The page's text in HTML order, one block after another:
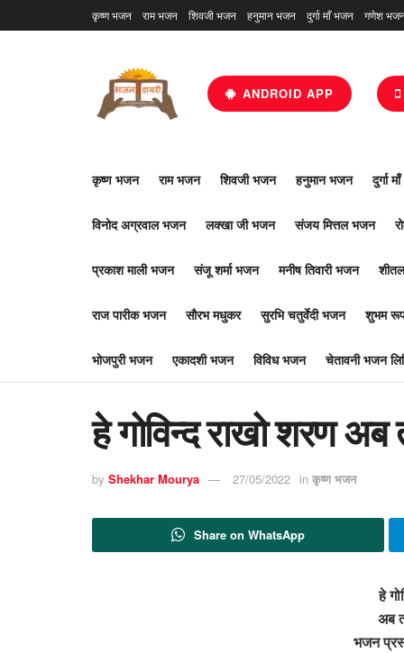
कृष्ण भजन राम भजन शिवजी भजन हनुमान भजन दुर्गा माँ भजन गणेश
ANDROID APP
कृष्ण भजन राम भजन शिवजी भजन हनुमान भजन दुर्गा
विनोद अग्रवाल भजन लक्खा जी भजन संजय मित्तल भजन
प्रकाश माली भजन संजू शर्मा भजन मनीष तिवारी भजन
राज पारीक भजन सौरभ मधुकर सुरभि चतुर्वेदी भजन शुभम
भोजपुरी भजन एकादशी भजन विविध भजन चेतावनी भजन
हे गोविन्द राखो शरण अब
by Shekhar Mourya 27/05/2022 in कृष्ण भजन
Share on WhatsApp
हे
अब
भजन